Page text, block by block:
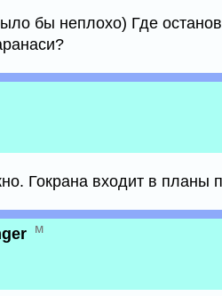
бы неплохо) Где
Гокрана входит в планы
м